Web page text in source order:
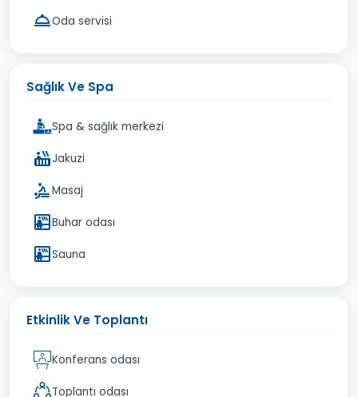
Oda servisi
Sağlık Ve Spa
Spa & sağlık merkezi
Jakuzi
Masaj
Buhar odası
Sauna
Etkinlik Ve Toplantı
Konferans odası
Toplantı odası